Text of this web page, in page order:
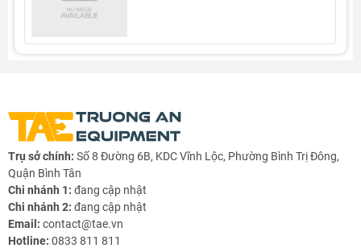
Thông số kỹ thuật
- Nhiệt độ hoạt động: -10 ~ 40 độ C
- Kích thước: 18.5mm x 15mm
Trụ sở chính: Số 8 Đường 6B, KDC Vĩnh Lộc, Phường Bình Trị Đông,
Quận Bình Tân
Chi nhánh 1: đang cập nhật
Chi nhánh 2: đang cập nhật
Email: contact@tae.vn
Hotline: 0833 811 811